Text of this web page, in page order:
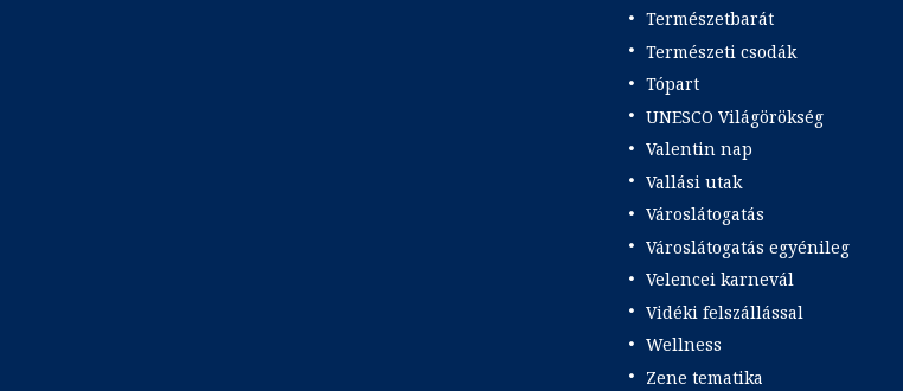
Természetbarát
Természeti csodák
Tópart
UNESCO Világörökség
Valentin nap
Vallási utak
Városlátogatás
Városlátogatás egyénileg
Velencei karnevál
Vidéki felszállással
Wellness
Zene tematika